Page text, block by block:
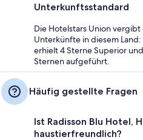
Unterkunftsstandard
Die Hotelstars Union
Unterkünfte in diesem
erhielt 4 Sterne Superior
Sternen aufgeführt.
Häufig gestellte Fragen
Ist Radisson Blu Hotel,
haustierfreundlich?